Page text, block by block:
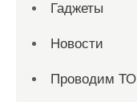
Гаджеты
Новости
Проводим ТО